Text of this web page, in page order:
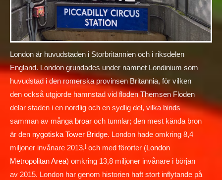
London är huvudstaden i Storbritannien och i riksdelen
England. London grundades under namnet Londinium som
huvudstad i den romerska provinsen Britannia, för vilken
den också utgjorde hamnstad vid floden Themsen Floden
delar staden i en nordlig och en sydlig del, vilka binds
samman av många broar och tunnlar; den mest kända bron
är den nygotiska Tower Bridge. London hade omkring 8,4
miljoner invånare 2013,] och med förorter (London
Metropolitan Area) omkring 13,8 miljoner invånare i början
av 2015. London har genom historien haft stort inflytande på